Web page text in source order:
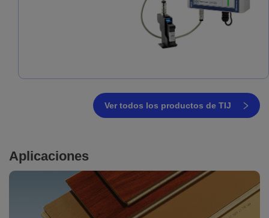
Ver todos los productos de TIJ
Aplicaciones